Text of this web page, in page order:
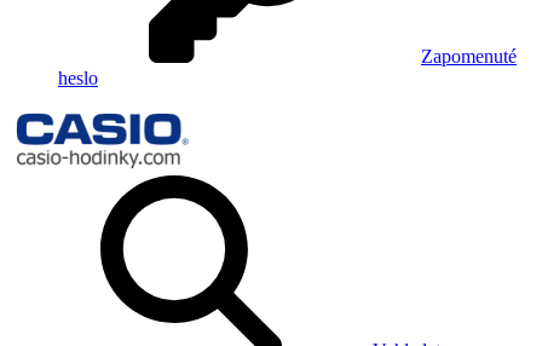
Zapomenuté
heslo